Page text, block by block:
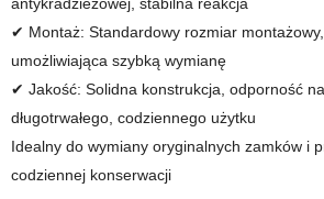
✔ Montaż: Standardowy rozmiar
umożliwiająca szybką wymianę
✔ Jakość: Solidna konstrukcja, odporność
długotrwałego, codziennego użytku
Idealny do wymiany oryginalnych zamków i
codziennej konserwacji